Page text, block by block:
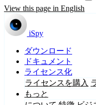
View this page in English
iSpy
ダウンロード
ドキュメント
ライセンス化
ライセンスを購入
もっと